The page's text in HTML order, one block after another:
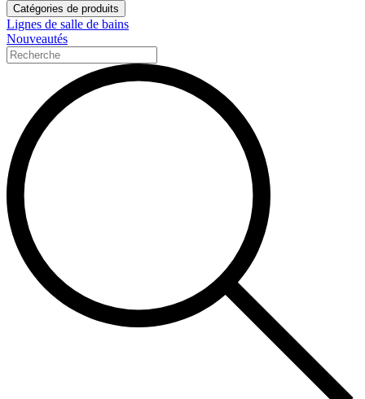
Catégories de produits
Lignes de salle de bains
Nouveautés